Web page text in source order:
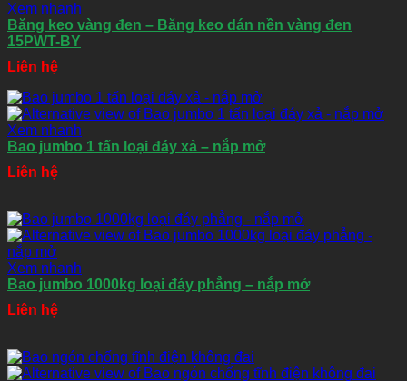
Xem nhanh
Băng keo vàng đen – Băng keo dán nền vàng đen
15PWT-BY
Liên hệ
Xem nhanh
Bao jumbo 1 tấn loại đáy xả – nắp mở
Liên hệ
Xem nhanh
Bao jumbo 1000kg loại đáy phẳng – nắp mở
Liên hệ